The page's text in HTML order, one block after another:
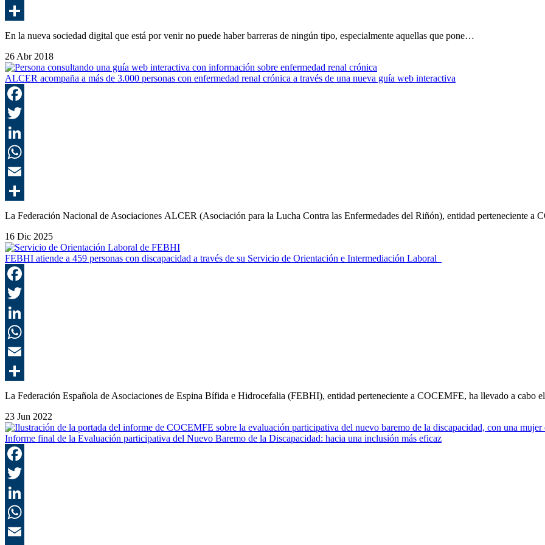
En la nueva sociedad digital que está por venir no puede haber barreras de ningún tipo, especialmente aquellas que pone…
26 Abr 2018
ALCER acompaña a más de 3.000 personas con enfermedad renal crónica a través de una nueva guía web interactiva
La Federación Nacional de Asociaciones ALCER (Asociación para la Lucha Contra las Enfermedades del Riñón), entidad perteneciente a
16 Dic 2025
FEBHI atiende a 459 personas con discapacidad a través de su Servicio de Orientación e Intermediación Laboral
La Federación Española de Asociaciones de Espina Bífida e Hidrocefalia (FEBHI), entidad perteneciente a COCEMFE, ha llevado a cabo
23 Jun 2022
Informe final de la Evaluación participativa del Nuevo Baremo de la Discapacidad: hacia una inclusión más eficaz